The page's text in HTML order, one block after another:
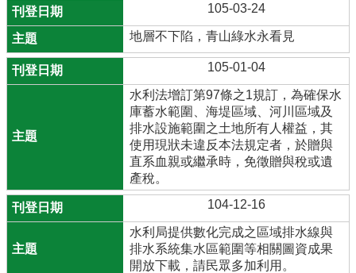
105-03-24
地層不下陷，青山綠水永看見
105-01-04
水利法增訂第97條之1規訂，為確保水
庫蓄水範圍、海堤區域、河川區域及
排水設施範圍之土地所有人權益，其
使用現狀未違反本法規定者，於贈與
直系血親或繼承時，免徵贈與稅或遺
產稅。
104-12-16
水利局提供數化完成之區域排水線與
排水系統集水區範圍等相關圖資成果
開放下載，請民眾多加利用。